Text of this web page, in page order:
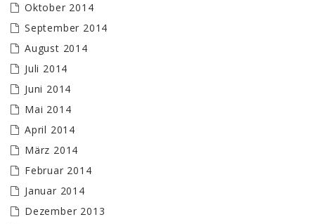
Oktober 2014
September 2014
August 2014
Juli 2014
Juni 2014
Mai 2014
April 2014
März 2014
Februar 2014
Januar 2014
Dezember 2013